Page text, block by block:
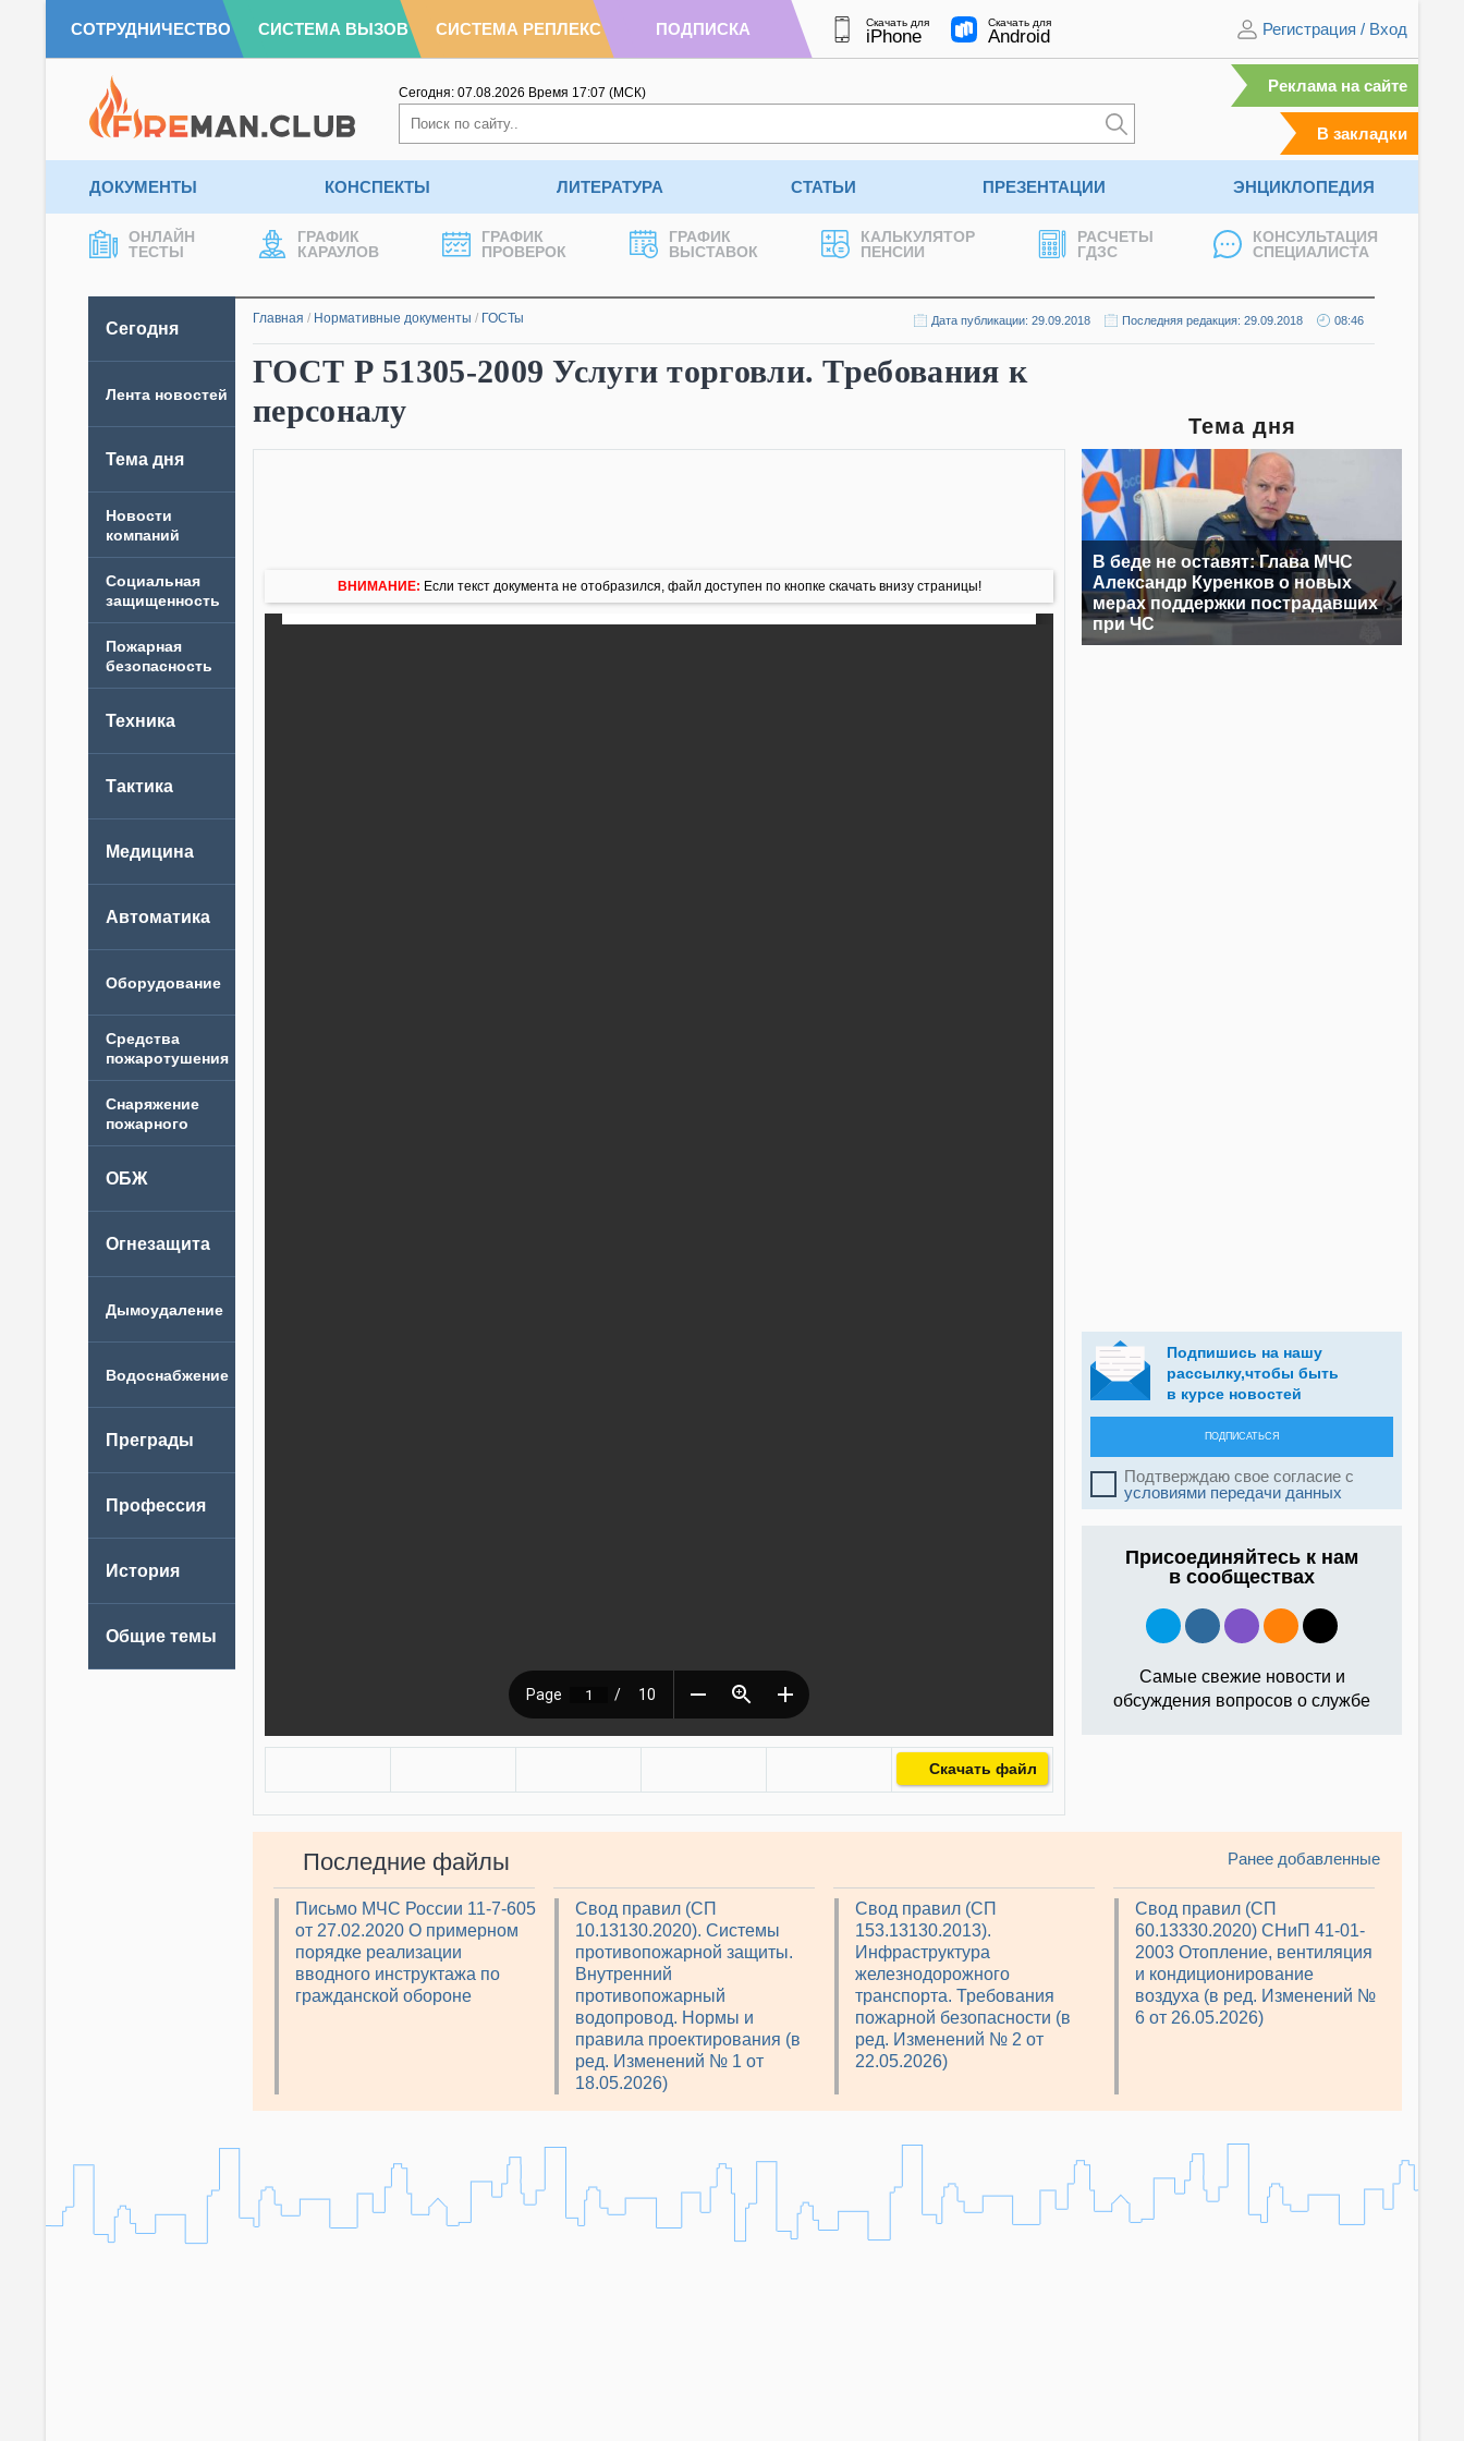
СОТРУДНИЧЕСТВО СИСТЕМА ВЫЗОВ СИСТЕМА РЕПЛЕКС ПОДПИСКА Скачать для
iPhone
Скачать для
Android Регистрация / Вход
Сегодня: 07.08.2026 Время 17:07 (МСК) Реклама на сайте
В закладки
ДОКУМЕНТЫ КОНСПЕКТЫ ЛИТЕРАТУРА СТАТЬИ ПРЕЗЕНТАЦИИ ЭНЦИКЛОПЕДИЯ
ОНЛАЙН
ТЕСТЫ
ГРАФИК
КАРАУЛОВ
ГРАФИК
ПРОВЕРОК
ГРАФИК
ВЫСТАВОК
КАЛЬКУЛЯТОР
ПЕНСИИ
РАСЧЕТЫ
ГДЗС
КОНСУЛЬТАЦИЯ
СПЕЦИАЛИСТА
Сегодня
Лента новостей
Тема дня
Новости
компаний
Главная / Нормативные документы / ГОСТы Дата публикации: 29.09.2018 Последняя редакция: 29.09.2018 08:46
ГОСТ Р 51305-2009 Услуги торговли. Требования к
персоналу
ВНИМАНИЕ: Если текст документа не отобразился, файл доступен по кнопке скачать внизу страницы!
Скачать файл
Тема дня
В беде не оставят: Глава МЧС
Александр Куренков о новых
мерах поддержки пострадавших
при ЧС
Подпишись на нашу
рассылку,чтобы быть
в курсе новостей
ПОДПИСАТЬСЯ
Подтверждаю свое согласие с
условиями передачи данных
Присоединяйтесь к нам
в сообществах
Самые свежие новости и
обсуждения вопросов о службе
Последние файлы
Письмо МЧС России 11-7-605
от 27.02.2020 О примерном
порядке реализации
вводного инструктажа по
гражданской обороне
Свод правил (СП
10.13130.2020). Системы
противопожарной защиты.
Внутренний
противопожарный
водопровод. Нормы и
правила проектирования (в
ред. Изменений № 1 от
18.05.2026)
Свод правил (СП
153.13130.2013).
Инфраструктура
железнодорожного
транспорта. Требования
пожарной безопасности (в
ред. Изменений № 2 от
22.05.2026)
Свод правил (СП
60.13330.2020) СНиП 41-01-
2003 Отопление, вентиляция
и кондиционирование
воздуха (в ред. Изменений №
6 от 26.05.2026)
Ранее добавленные